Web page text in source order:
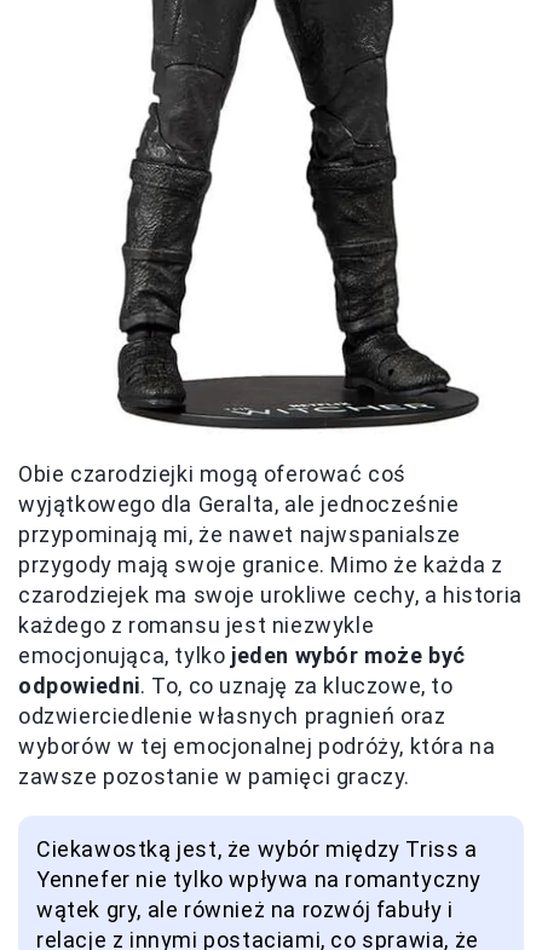
Obie czarodziejki mogą oferować coś
wyjątkowego dla Geralta, ale jednocześnie
przypominają mi, że nawet najwspanialsze
przygody mają swoje granice. Mimo że każda z
czarodziejek ma swoje urokliwe cechy, a historia
każdego z romansu jest niezwykle
emocjonująca, tylko jeden wybór może być
odpowiedni. To, co uznaję za kluczowe, to
odzwierciedlenie własnych pragnień oraz
wyborów w tej emocjonalnej podróży, która na
zawsze pozostanie w pamięci graczy.
Ciekawostką jest, że wybór między Triss a
Yennefer nie tylko wpływa na romantyczny
wątek gry, ale również na rozwój fabuły i
relacje z innymi postaciami, co sprawia, że